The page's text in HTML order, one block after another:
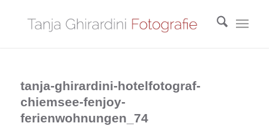
tanja-ghirardini-hotelfotograf-
chiemsee-fenjoy-
ferienwohnungen_74